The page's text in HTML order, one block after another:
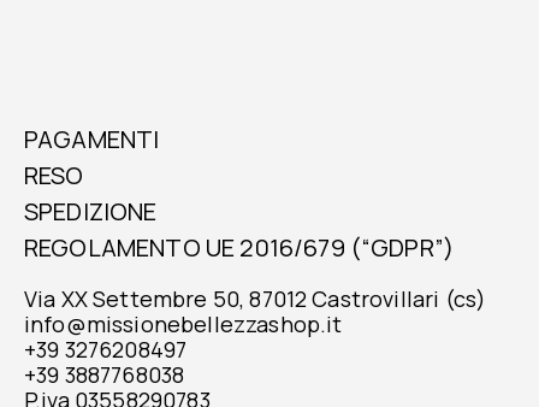
PAGAMENTI
RESO
SPEDIZIONE
REGOLAMENTO UE 2016/679 (“GDPR”)
Via XX Settembre 50, 87012 Castrovillari (cs)
info@missionebellezzashop.it
+39 3276208497
+39 3887768038
P.iva 03558290783